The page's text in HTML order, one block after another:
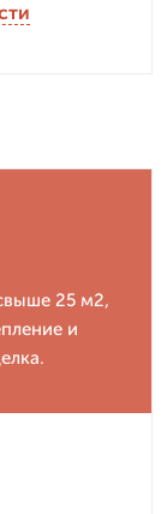
25 м2,
и